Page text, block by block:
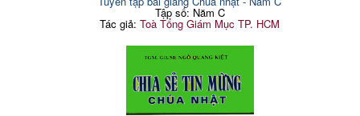
Tập số: Năm C
Tác giả:Toà Tổng Giám Mục TP. HCM